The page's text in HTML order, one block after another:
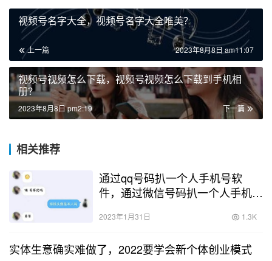
视频号名字大全，视频号名字大全唯美？
上一篇 2023年8月8日 am11:07
视频号视频怎么下载，视频号视频怎么下载到手机相
册？
下一篇
2023年8月8日 pm2:19
相关推荐
通过qq号码扒一个人手机号软
件，通过微信号码扒一个人手机
2023年1月31日 1.3K
实体生意确实难做了，2022要学会新个体创业模式